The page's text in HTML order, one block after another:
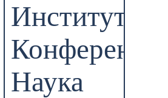
Институт
Конференции
Наука